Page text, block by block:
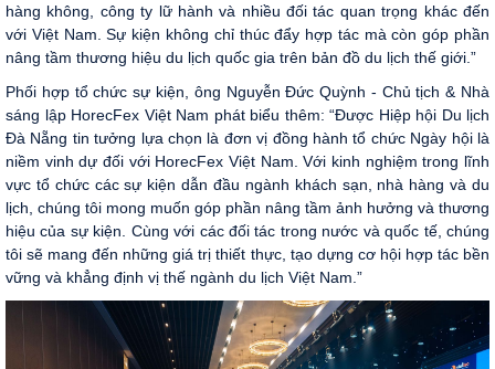
hàng không, công ty lữ hành và nhiều đối tác quan trọng khác đến
với Việt Nam. Sự kiện không chỉ thúc đẩy hợp tác mà còn góp phần
nâng tầm thương hiệu du lịch quốc gia trên bản đồ du lịch thế giới.”
Phối hợp tổ chức sự kiện, ông Nguyễn Đức Quỳnh - Chủ tịch & Nhà
sáng lập HorecFex Việt Nam phát biểu thêm: “Được Hiệp hội Du lịch
Đà Nẵng tin tưởng lựa chọn là đơn vị đồng hành tổ chức Ngày hội là
niềm vinh dự đối với HorecFex Việt Nam. Với kinh nghiệm trong lĩnh
vực tổ chức các sự kiện dẫn đầu ngành khách sạn, nhà hàng và du
lịch, chúng tôi mong muốn góp phần nâng tầm ảnh hưởng và thương
hiệu của sự kiện. Cùng với các đối tác trong nước và quốc tế, chúng
tôi sẽ mang đến những giá trị thiết thực, tạo dựng cơ hội hợp tác bền
vững và khẳng định vị thế ngành du lịch Việt Nam.”